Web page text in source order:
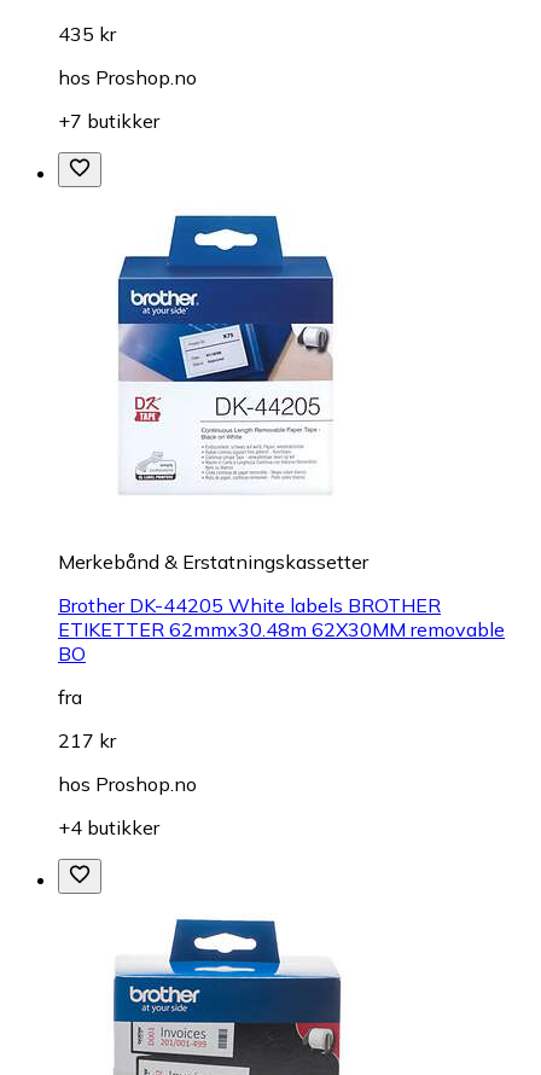
435 kr
hos Proshop.no
+7 butikker
Merkebånd & Erstatningskassetter
Brother DK-44205 White labels BROTHER
ETIKETTER 62mmx30.48m 62X30MM removable
BO
fra
217 kr
hos Proshop.no
+4 butikker